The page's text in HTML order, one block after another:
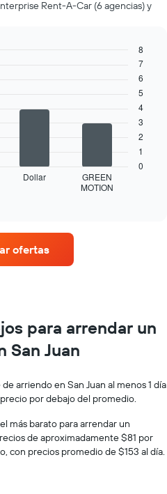
Rent-A-Car (6 agencias) y
Dollar
GREEN
MOTION
0
1
2
3
4
5
6
7
8
ofertas
para arrendar un
San Juan
arriendo en San Juan al menos 1 día
por debajo del promedio.
más barato para arrendar un
de aproximadamente $81 por
con precios promedio de $153 al día.